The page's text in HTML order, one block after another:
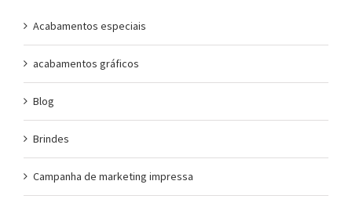
Acabamentos especiais
acabamentos gráficos
Blog
Brindes
Campanha de marketing impressa